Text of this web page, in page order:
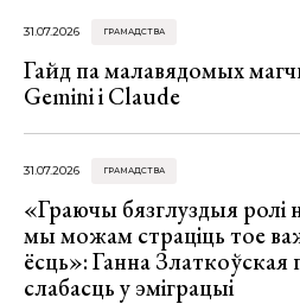
31.07.2026 ГРАМАДСТВА
Гайд па малавядомых
Gemini і Claude
31.07.2026 ГРАМАДСТВА
«Граючы бязглуздыя
мы можам страціць тое
ёсць»: Ганна Златкоўская
слабасць у эміграцыі